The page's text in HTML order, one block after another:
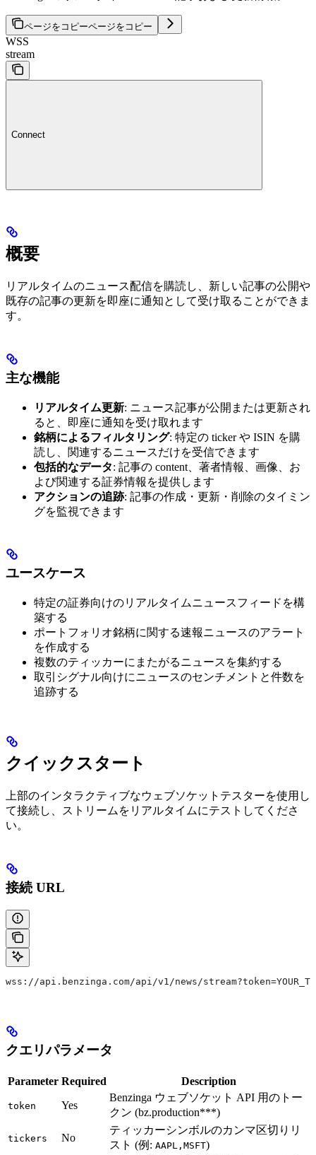
ページをコピーページをコピー
WSS
stream
Connect
概要
リアルタイムのニュース配信を購読し、新しい記事の公開や
既存の記事の更新を即座に通知として受け取ることができま
す。
主な機能
リアルタイム更新: ニュース記事が公開または更新され
ると、即座に通知を受け取れます
銘柄によるフィルタリング: 特定の ticker や ISIN を購
読し、関連するニュースだけを受信できます
包括的なデータ: 記事の content、著者情報、画像、お
よび関連する証券情報を提供します
アクションの追跡: 記事の作成・更新・削除のタイミン
グを監視できます
ユースケース
特定の証券向けのリアルタイムニュースフィードを構
築する
ポートフォリオ銘柄に関する速報ニュースのアラート
を作成する
複数のティッカーにまたがるニュースを集約する
取引シグナル向けにニュースのセンチメントと件数を
追跡する
クイックスタート
上部のインタラクティブなウェブソケットテスターを使用し
て接続し、ストリームをリアルタイムにテストしてくださ
い。
接続 URL
wss://api.benzinga.com/api/v1/news/
クエリパラメータ
Parameter Required Description
token Yes
Benzinga ウェブソケット API 用のトー
クン (bz.production***)
tickers No
ティッカーシンボルのカンマ区切りリ
スト (例: AAPL,MSFT)